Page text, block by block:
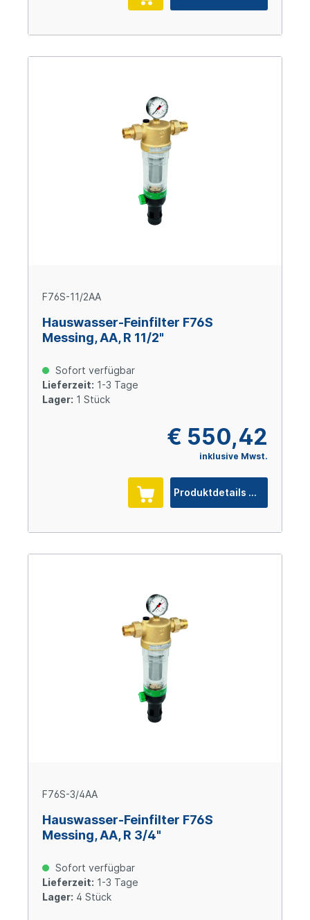
F76S-11/2AA
Hauswasser-Feinfilter F76S
Messing, AA, R 11/2"
Sofort verfügbar
Lieferzeit: 1-3 Tage
Lager: 1 Stück
€ 550,42
inklusive Mwst.
Produktdetails
F76S-3/4AA
Hauswasser-Feinfilter F76S
Messing, AA, R 3/4"
Sofort verfügbar
Lieferzeit: 1-3 Tage
Lager: 4 Stück